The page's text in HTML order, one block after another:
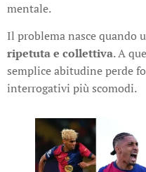
mentale.
Il problema nasce quando
ripetuta e collettiva. A
semplice abitudine perde
interrogativi più scomodi.